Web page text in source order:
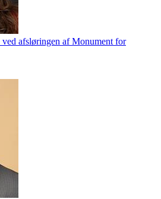
afsløringen af Monument for